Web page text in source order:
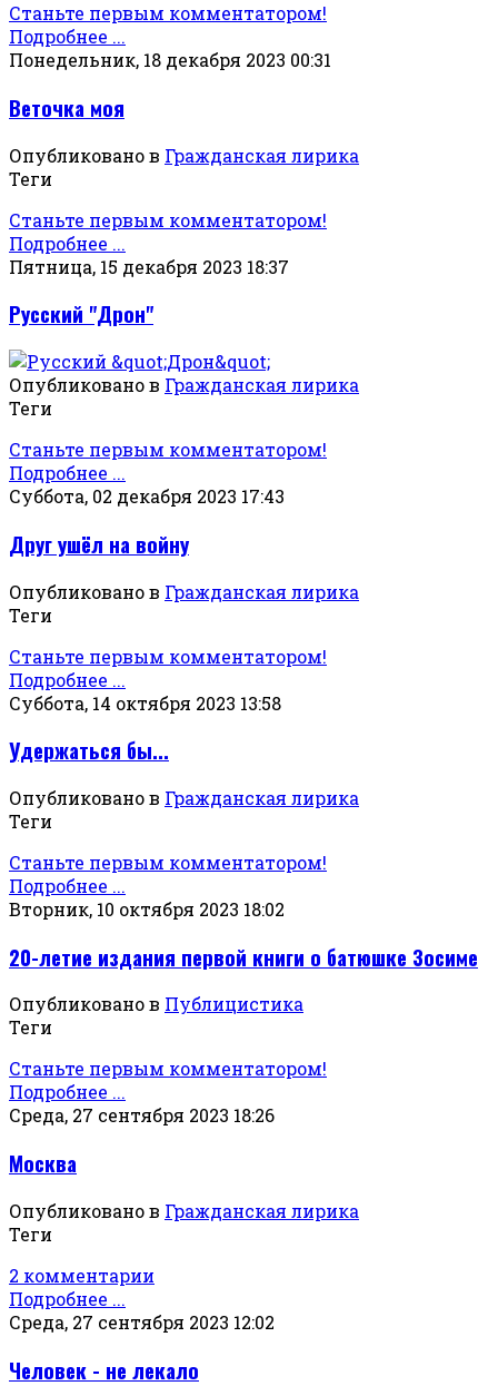
Станьте первым комментатором!
Подробнее ...
Понедельник, 18 декабря 2023 00:31
Веточка моя
Опубликовано в Гражданская лирика
Теги
Станьте первым комментатором!
Подробнее ...
Пятница, 15 декабря 2023 18:37
Русский "Дрон"
Опубликовано в Гражданская лирика
Теги
Станьте первым комментатором!
Подробнее ...
Суббота, 02 декабря 2023 17:43
Друг ушёл на войну
Опубликовано в Гражданская лирика
Теги
Станьте первым комментатором!
Подробнее ...
Суббота, 14 октября 2023 13:58
Удержаться бы...
Опубликовано в Гражданская лирика
Теги
Станьте первым комментатором!
Подробнее ...
Вторник, 10 октября 2023 18:02
20-летие издания первой книги о батюшке Зосиме
Опубликовано в Публицистика
Теги
Станьте первым комментатором!
Подробнее ...
Среда, 27 сентября 2023 18:26
Москва
Опубликовано в Гражданская лирика
Теги
2 комментарии
Подробнее ...
Среда, 27 сентября 2023 12:02
Человек - не лекало